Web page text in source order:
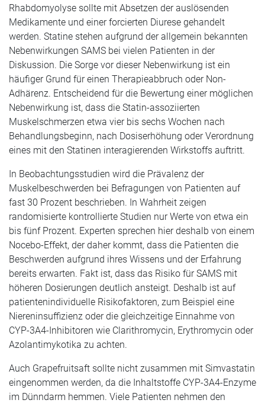
Rhabdomyolyse sollte mit Absetzen der auslösenden
Medikamente und einer forcierten Diurese gehandelt
werden. Statine stehen aufgrund der allgemein bekannten
Nebenwirkungen SAMS bei vielen Patienten in der
Diskussion. Die Sorge vor dieser Nebenwirkung ist ein
häufiger Grund für einen Therapieabbruch oder Non-
Adhärenz. Entscheidend für die Bewertung einer möglichen
Nebenwirkung ist, dass die Statin-assoziierten
Muskelschmerzen etwa vier bis sechs Wochen nach
Behandlungsbeginn, nach Dosiserhöhung oder Verordnung
eines mit den Statinen interagierenden Wirkstoffs auftritt.
In Beobachtungsstudien wird die Prävalenz der
Muskelbeschwerden bei Befragungen von Patienten auf
fast 30 Prozent beschrieben. In Wahrheit zeigen
randomisierte kontrollierte Studien nur Werte von etwa ein
bis fünf Prozent. Experten sprechen hier deshalb von einem
Nocebo-Effekt, der daher kommt, dass die Patienten die
Beschwerden aufgrund ihres Wissens und der Erfahrung
bereits erwarten. Fakt ist, dass das Risiko für SAMS mit
höheren Dosierungen deutlich ansteigt. Deshalb ist auf
patientenindividuelle Risikofaktoren, zum Beispiel eine
Niereninsuffizienz oder die gleichzeitige Einnahme von
CYP-3A4-Inhibitoren wie Clarithromycin, Erythromycin oder
Azolantimykotika zu achten.
Auch Grapefruitsaft sollte nicht zusammen mit Simvastatin
eingenommen werden, da die Inhaltstoffe CYP-3A4-Enzyme
im Dünndarm hemmen. Viele Patienten nehmen den